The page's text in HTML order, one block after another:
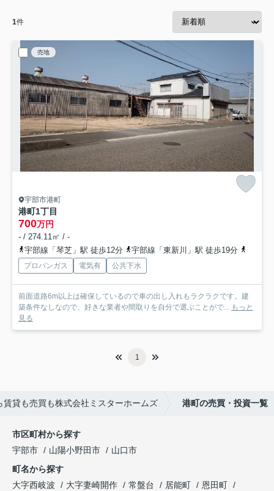
1件
売地
宇部市港町
港町1丁目
700万円
- / 274.11㎡ / -
宇部線「琴芝」駅 徒歩12分
宇部線「東新川」駅 徒歩19分
プロパンガス 電気有 公共下水
前面道路6m以上は確保しているので車の出し入れもラクラクです。建
築条件なしなので、好きな業者や間取りを自分で選ぶことがで... もっと
見る
1
貸も売買も株式会社ミスターホームズ 港町の売買・投資一覧
市区町村から探す
宇部市
山陽小野田市
山口市
町名から探す
大字西岐波
大字妻崎開作 常盤台 居能町
恩田町